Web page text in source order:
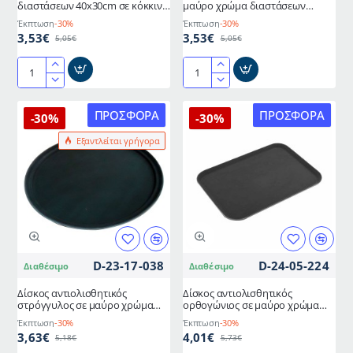
διαστάσεων 40x30cm σε κόκκινο
χρώμα
Έκπτωση-30%
3,53€ 5,05€
Δίσκος
fast-
food
διαστάσεων
40x30cm
σε
κόκκινο
χρώμα
μαύρο χρώμα διαστάσεων
40x30cm
Έκπτωση-30%
3,53€ 5,05€
Δίσκος
fast-
food
χρώμα
διαστάσεων
40x30cm
ΠΡΟΣΦΟΡΆ
Εξαντλείται γρήγορα
-30%
Διαθέσιμο D-23-17-038
Δίσκος αντιολισθητικός
στρόγγυλος σε μαύρο χρώμα
διαμέτρου 35.5cm
Έκπτωση-30%
3,63€ 5,18€
ΠΡΟΣΦΟΡΆ
-30%
Διαθέσιμο D-24-05-224
Δίσκος αντιολισθητικός
ορθογώνιος σε μαύρο χρώμα
διαστάσεων 25,5x35.6cm
Έκπτωση-30%
4,01€ 5,73€